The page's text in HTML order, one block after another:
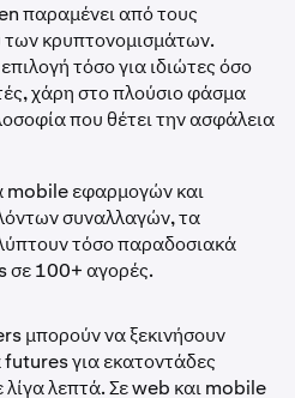
παραμένει από τους
κρυπτονομισμάτων.
τόσο για ιδιώτες όσο
χάρη στο πλούσιο φάσμα
που θέτει την ασφάλεια
mobile εφαρμογών και
συναλλαγών, τα
τόσο παραδοσιακά
σε 100+ αγορές.
μπορούν να ξεκινήσουν
για εκατοντάδες
λεπτά. Σε web και mobile